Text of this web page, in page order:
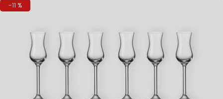
-11 %